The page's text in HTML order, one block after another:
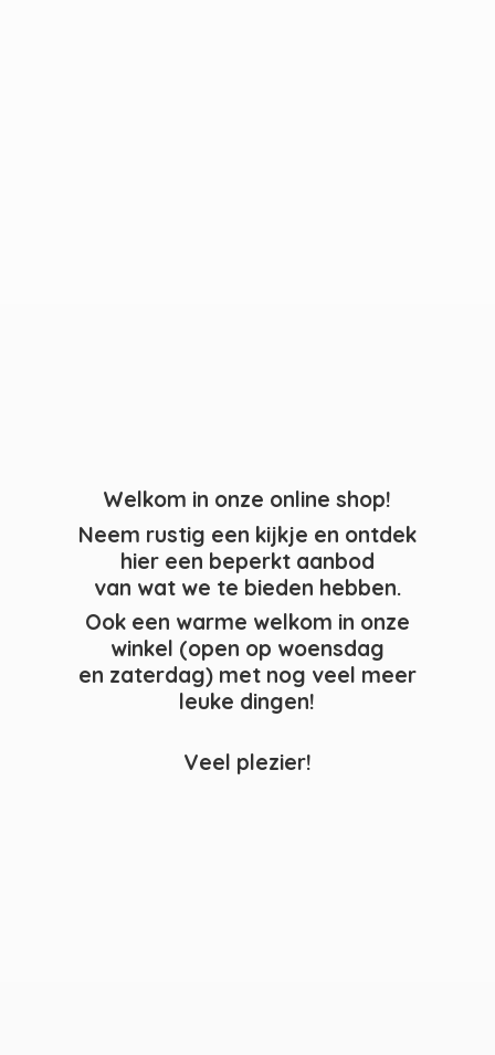
Welkom in onze online shop!
Neem rustig een kijkje en ontdek
hier een beperkt aanbod
van wat we te bieden hebben.
Ook een warme welkom in onze
winkel (open op woensdag
en zaterdag) met nog veel meer
leuke dingen!
Veel plezier!